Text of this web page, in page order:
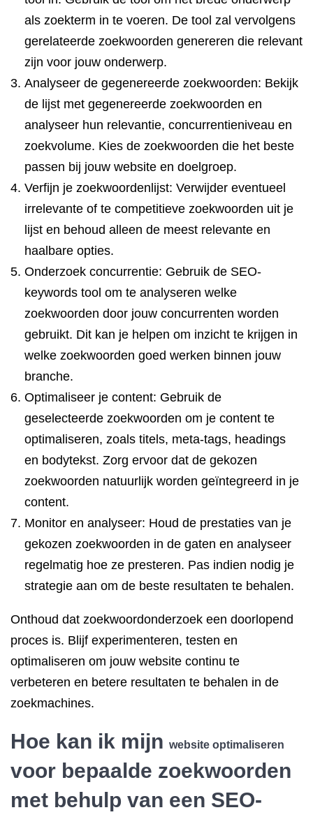
als zoekterm in te voeren. De tool zal vervolgens
gerelateerde zoekwoorden genereren die relevant
zijn voor jouw onderwerp.
Analyseer de gegenereerde zoekwoorden: Bekijk
de lijst met gegenereerde zoekwoorden en
analyseer hun relevantie, concurrentieniveau en
zoekvolume. Kies de zoekwoorden die het beste
passen bij jouw website en doelgroep.
Verfijn je zoekwoordenlijst: Verwijder eventueel
irrelevante of te competitieve zoekwoorden uit je
lijst en behoud alleen de meest relevante en
haalbare opties.
Onderzoek concurrentie: Gebruik de SEO-
keywords tool om te analyseren welke
zoekwoorden door jouw concurrenten worden
gebruikt. Dit kan je helpen om inzicht te krijgen in
welke zoekwoorden goed werken binnen jouw
branche.
Optimaliseer je content: Gebruik de
geselecteerde zoekwoorden om je content te
optimaliseren, zoals titels, meta-tags, headings
en bodytekst. Zorg ervoor dat de gekozen
zoekwoorden natuurlijk worden geïntegreerd in je
content.
Monitor en analyseer: Houd de prestaties van je
gekozen zoekwoorden in de gaten en analyseer
regelmatig hoe ze presteren. Pas indien nodig je
strategie aan om de beste resultaten te behalen.
Onthoud dat zoekwoordonderzoek een doorlopend
proces is. Blijf experimenteren, testen en
optimaliseren om jouw website continu te
verbeteren en betere resultaten te behalen in de
zoekmachines.
Hoe kan ik mijn website optimaliseren
voor bepaalde zoekwoorden
met behulp van een SEO-